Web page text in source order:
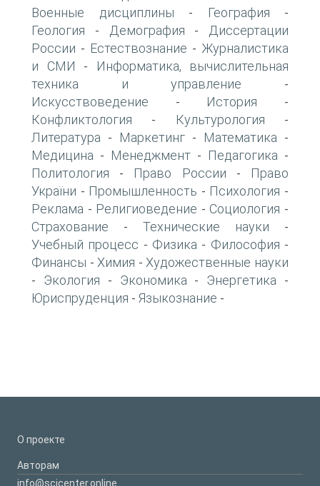
Военные дисциплины - География -
Геология - Демография -
Диссертации
России - Естествознание - Журналистика
и СМИ -
Информатика, вычислительная
техника и управление -
Искусствоведение - История -
Конфликтология - Культурология -
Литература - Маркетинг - Математика -
Медицина - Менеджмент - Педагогика -
Политология - Право России -
Право
України - Промышленность - Психология -
Реклама - Религиоведение - Социология -
Страхование - Технические науки -
Учебный процесс - Физика - Философия -
Финансы - Химия - Художественные науки
- Экология - Экономика - Энергетика -
Юриспруденция - Языкознание -
О проекте
Авторам
info@scicenter.online